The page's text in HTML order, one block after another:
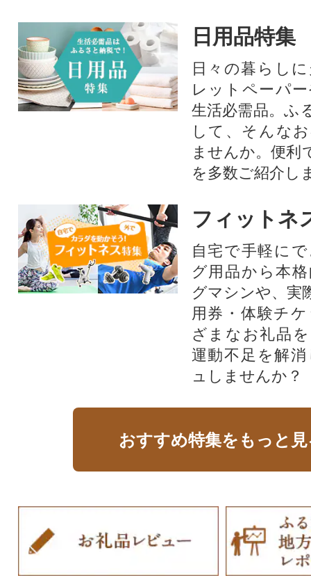
日用品特集
日々の暮らし
レットペーパ
生活必需品。ふ
して、そんな
ませんか。便利
を多数ご紹介し
フィットネ
自宅で手軽に
グ用品から本
グマシンや、実
用券・体験チ
ざまなお礼品
運動不足を解
ュしませんか？
おすすめ特集をもっと